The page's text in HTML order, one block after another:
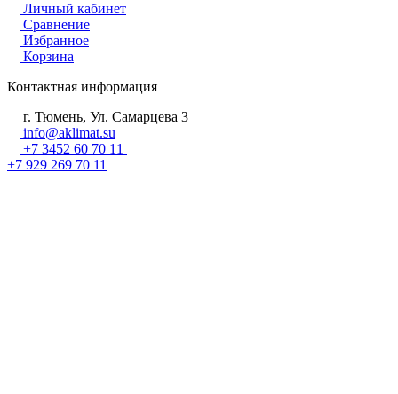
Личный кабинет
Сравнение
Избранное
Корзина
Контактная информация
г. Тюмень, Ул. Самарцева 3
info@aklimat.su
+7 3452 60 70 11
+7 929 269 70 11